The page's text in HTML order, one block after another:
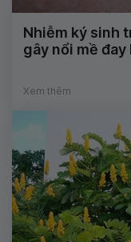
Nhiễm ký sinh
gây nổi mề đay
Xem thêm